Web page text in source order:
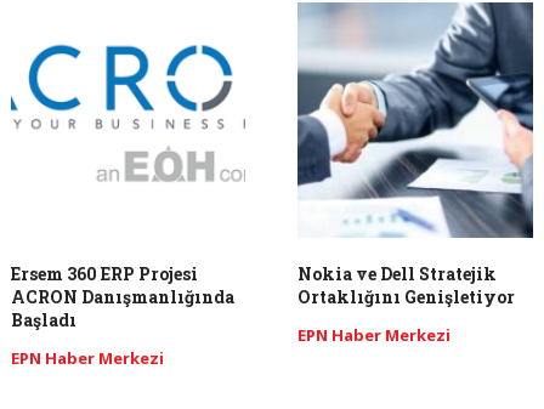
Ersem 360 ERP Projesi
ACRON Danışmanlığında
Başladı
EPN Haber Merkezi
Nokia ve Dell Stratejik
Ortaklığını Genişletiyor
EPN Haber Merkezi